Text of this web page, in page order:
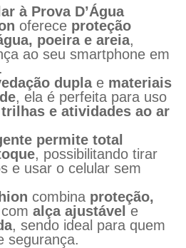
à Prova D’Água
oferece proteção
poeira e areia,
ao seu smartphone em
duplae materiais
, ela é perfeita para uso
e atividades ao ar
permite total
, possibilitando tirar
e usar o celular sem
combina proteção,
alça ajustável e
, sendo ideal para quem
segurança.